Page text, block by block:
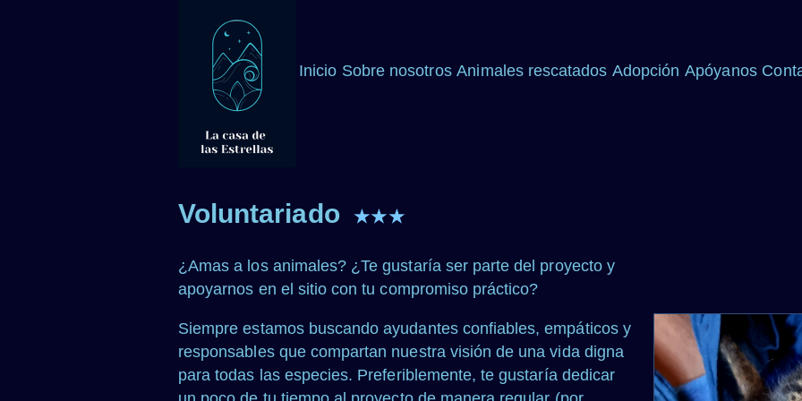
Inicio Sobre nosotros Animales rescatados Adopción Apóyanos
Voluntariado ★★★
¿Amas a los animales? ¿Te gustaría ser parte del proyecto y
apoyarnos en el sitio con tu compromiso práctico?
Siempre estamos buscando ayudantes confiables, empáticos y
responsables que compartan nuestra visión de una vida digna
para todas las especies. Preferiblemente, te gustaría dedicar